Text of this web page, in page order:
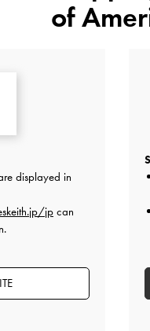
品質
全て
サイズ感も
めていたものでした。
品質
とてもよ
of
displayed in
jpcan